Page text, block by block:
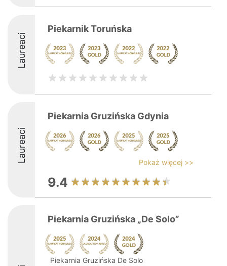
Laureaci
Piekarnik Toruńska
Laureaci
Piekarnia Gruzińska Gdynia
Pokaż więcej >>
9.4
Piekarnia Gruzińska „De Solo”
Piekarnia Gruzińska De Solo